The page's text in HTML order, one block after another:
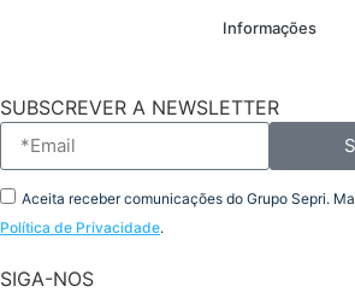
Informações
SUBSCREVER A NEWSLETTER
Aceita receber comunicações do Grupo Sepri.
Política de Privacidade.
SIGA-NOS